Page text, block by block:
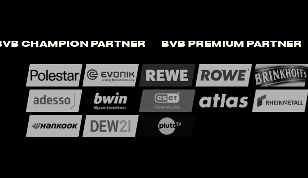
Champion Partner BVB Premium Partner